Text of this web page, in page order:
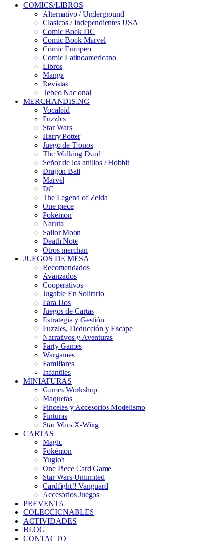
COMICS/LIBROS
Alternativo / Underground
Clasicos / Independientes USA
Comic Book DC
Comic Book Marvel
Cómic Europeo
Comic Latinoamericano
Libros
Manga
Revistas
Tebeo Nacional
MERCHANDISING
Vocaloid
Puzzles
Star Wars
Harry Potter
Juego de Tronos
The Walking Dead
Señor de los anillos / Hobbit
Dragon Ball
Marvel
DC
The Legend of Zelda
One piece
Pokémon
Naruto
Sailor Moon
Death Note
Otros merchan
JUEGOS DE MESA
Recomendados
Avanzados
Cooperativos
Jugable En Solitario
Para Dos
Juegos de Cartas
Estrategia y Gestión
Puzzles, Deducción y Escape
Narrativos y Aventuras
Party Games
Wargames
Familiares
Infantiles
MINIATURAS
Games Workshop
Maquetas
Pinceles y Accesorios Modelismo
Pinturas
Star Wars X-Wing
CARTAS
Magic
Pokémon
Yugioh
One Piece Card Game
Star Wars Unlimited
Cardfight!! Vanguard
Accesorios Juegos
PREVENTA
COLECCIONABLES
ACTIVIDADES
BLOG
CONTACTO